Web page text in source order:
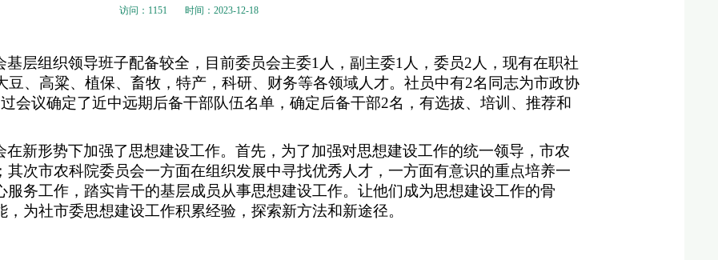
访问： 1151 时间：2023-12-18
基层组织领导班子配备较全，目前委员会主委1人，副主委1人，委员2人，现有在职社
豆、高粱、植保、畜牧，特产，科研、财务等各领域人才。社员中有2名同志为市政协
会议确定了近中远期后备干部队伍名单，确定后备干部2名，有选拔、培训、推荐和
在新形势下加强了思想建设工作。首先，为了加强对思想建设工作的统一领导，市农
次市农科院委员会一方面在组织发展中寻找优秀人才，一方面有意识的重点培养一
务工作，踏实肯干的基层成员从事思想建设工作。让他们成为思想建设工作的骨
为社市委思想建设工作积累经验，探索新方法和新途径。